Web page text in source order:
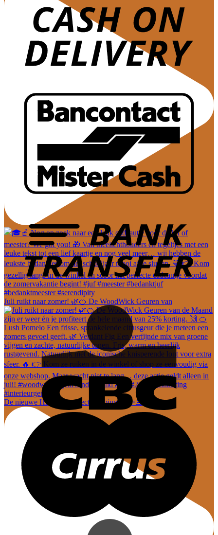
Juli ruikt naar zomer! 🌿🍊 De WoodWick Geuren van
De nieuwe Hi-Di-Hi collectie is binnen! ✨👜 En dez